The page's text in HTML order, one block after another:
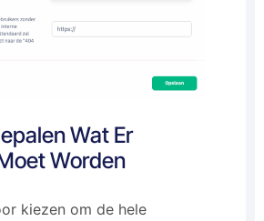
Wat Er
Worden
kiezen om de hele